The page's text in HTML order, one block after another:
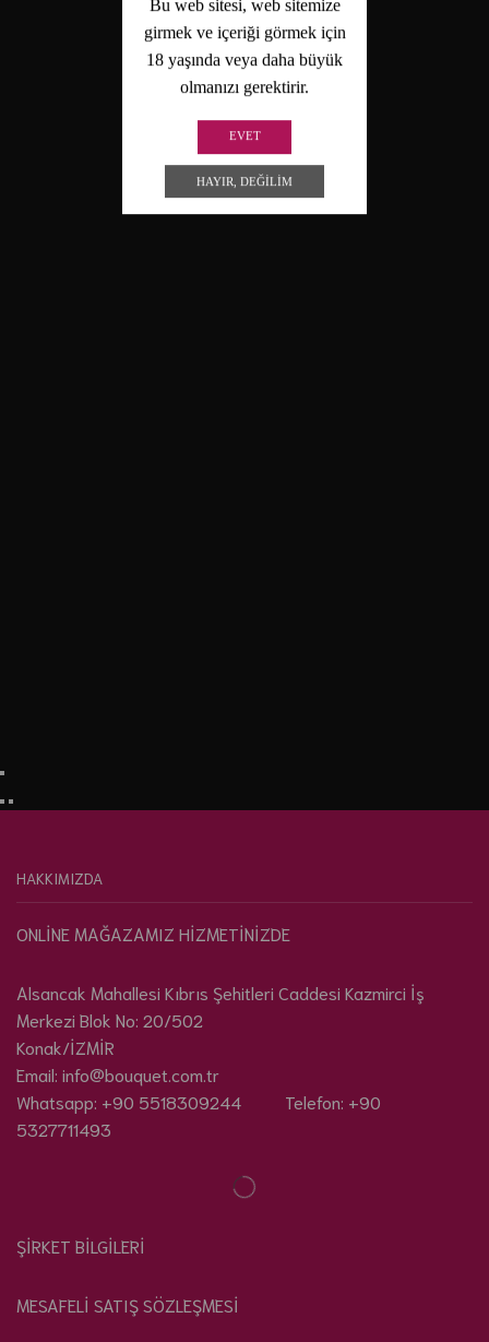
Bu web sitesi, web sitemize
girmek ve içeriği görmek için
18 yaşında veya daha büyük
olmanızı gerektirir.
EVET
HAYIR, DEĞILIM
HAKKIMIZDA
ONLİNE MAĞAZAMIZ HİZMETİNİZDE
Alsancak Mahallesi Kıbrıs Şehitleri Caddesi Kazmirci İş
Merkezi Blok No: 20/502
Konak/İZMİR
Email: info@bouquet.com.tr
Whatsapp: +90 5518309244 Telefon: +90
5327711493
ŞİRKET BİLGİLERİ
MESAFELİ SATIŞ SÖZLEŞMESİ